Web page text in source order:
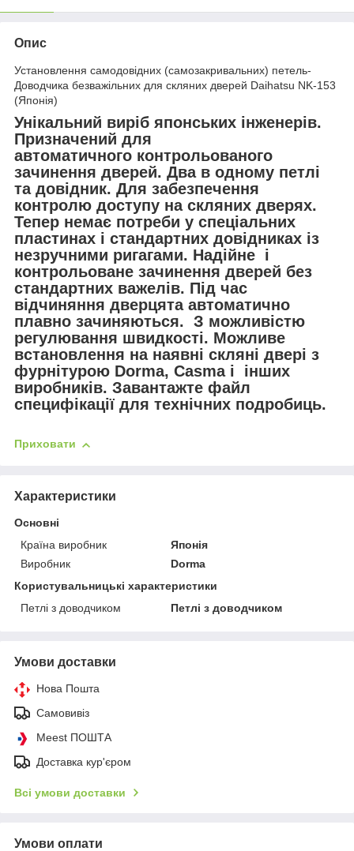
Опис
Установлення самодовідних (самозакривальних) петель-
Доводчика безважільних для скляних дверей Daihatsu NK-153
(Японія)
Унікальний виріб японських інженерів.
Призначений для
автоматичного контрольованого
зачинення дверей. Два в одному петлі
та довідник. Для забезпечення
контролю доступу на скляних дверях.
Тепер немає потреби у спеціальних
пластинах і стандартних довідниках із
незручними ригагами. Надійне і
контрольоване зачинення дверей без
стандартних важелів. Під час
відчиняння дверцята автоматично
плавно зачиняються. З можливістю
регулювання швидкості. Можливе
встановлення на наявні скляні двері з
фурнітурою Dorma, Casma і інших
виробників. Завантажте файл
специфікації для технічних подробиць.
Приховати
Характеристики
Основні
Країна виробник
Японія
Виробник
Dorma
Користувальницькі характеристики
Петлі з доводчиком
Петлі з доводчиком
Умови доставки
Нова Пошта
Самовивіз
Meest ПОШТА
Доставка кур'єром
Всі умови доставки
Умови оплати